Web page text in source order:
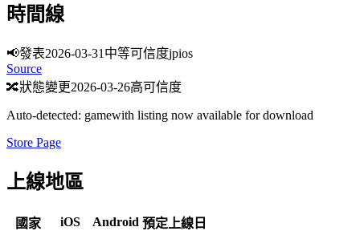
時間線
📢發表2026-03-31 中等可信度jpios
Source
🔀狀態變更2026-03-26高可信度
Auto-detected: gamewith listing now available for download
Store Page
上線地區
國家 iOS Android 預定上線日